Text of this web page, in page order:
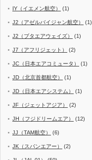
IY（イエメン航空） (1)
J2（アゼルバイジャン航空） (1)
J2（ブタエアウェイズ） (1)
J7（アフリジェット） (2)
JC（日本エアコミュータ） (1)
JD（北京首都航空） (1)
JD（日本エアシステム） (1)
JF（ジェットアジア） (2)
JH（フジドリームエア） (12)
JJ（TAM航空） (6)
JK（スパンエアー） (2)